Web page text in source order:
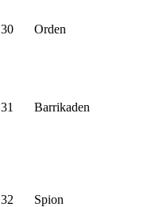
30 Orden
31 Barrikaden
32 Spion